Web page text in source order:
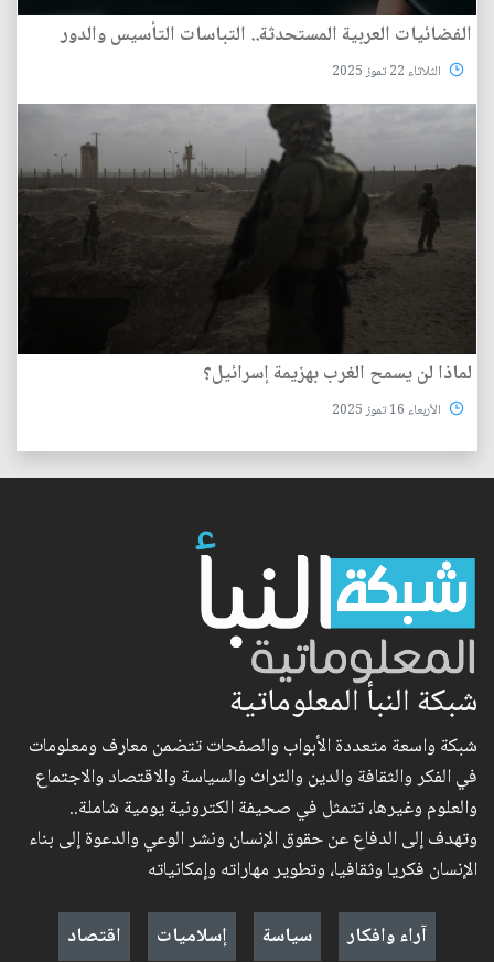
الفضائيات العربية المستحدثة.. التباسات التأسيس والدور
الثلاثاء 22 تموز 2025
لماذا لن يسمح الغرب بهزيمة إسرائيل؟
الأربعاء 16 تموز 2025
شبكة النبأ المعلوماتية
شبكة واسعة متعددة الأبواب والصفحات تتضمن معارف ومعلومات
في الفكر والثقافة والدين والتراث والسياسة والاقتصاد والاجتماع
والعلوم وغيرها، تتمثل في صحيفة الكترونية يومية شاملة..
وتهدف إلى الدفاع عن حقوق الإنسان ونشر الوعي والدعوة إلى بناء
الإنسان فكريا وثقافيا، وتطوير مهاراته وإمكانياته
آراء وافكار
سياسة إسلاميات اقتصاد